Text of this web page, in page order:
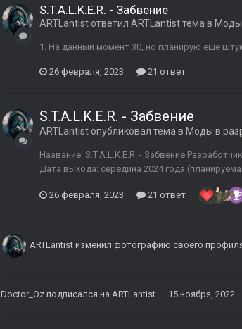
S.T.A.L.K.E.R. - Забвение
ARTLantist ответил ARTLantistтема в Моды
1. На данный момент 30, но планирую ещё
26 февраля, 2023 21 ответ
S.T.A.L.K.E.R. - Забвение
ARTLantist опубликовал тема в Моды в
Название: S.T.A.L.K.E.R. - Забвение
Дата выхода: середина 2024 года
26 февраля, 2023 21 ответ
ARTLantist изменил фотографию своего
Doctor_Oz подписался на ARTLantist 15 ноября, 2022